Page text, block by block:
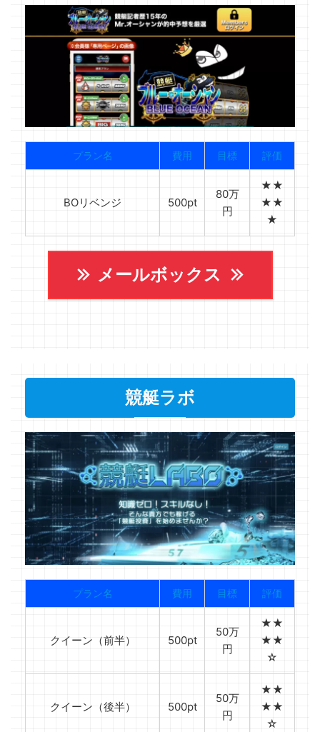
プラン名 費用 目標 評価
BOリベンジ 500pt
80万
円
★★
★★
★
メールボックス
競艇ラボ
プラン名 費用 目標 評価
クイーン（前半） 500pt
50万
円
★★
★★
☆
クイーン（後半） 500pt
50万
円
★★
★★
☆